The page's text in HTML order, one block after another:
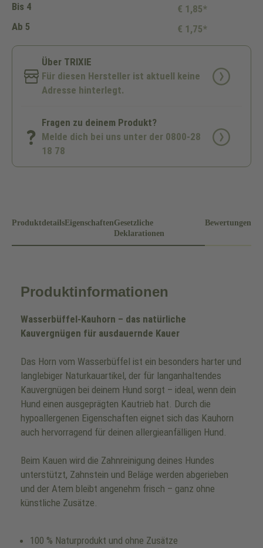
Bis 4
€ 1,85*
Ab 5 € 1,75*
Über TRIXIE
Für diesen Hersteller ist aktuell keine
Adresse hinterlegt.
Fragen zu deinem Produkt?
Melde dich bei uns unter der 0800-28
18 78
ProduktdetailsEigenschaftenGesetzliche
Deklarationen
Bewertungen
Produktinformationen
Wasserbüffel-Kauhorn – das natürliche
Kauvergnügen für ausdauernde Kauer
Das Horn vom Wasserbüffel ist ein besonders harter und
langlebiger Naturkauartikel, der für langanhaltendes
Kauvergnügen bei deinem Hund sorgt – ideal, wenn dein
Hund einen ausgeprägten Kautrieb hat. Durch die
hypoallergenen Eigenschaften eignet sich das Kauhorn
auch hervorragend für deinen allergieanfälligen Hund.
Beim Kauen wird die Zahnreinigung deines Hundes
unterstützt, Zahnstein und Beläge werden abgerieben
und der Atem bleibt angenehm frisch – ganz ohne
künstliche Zusätze.
100 % Naturprodukt und ohne Zusätze